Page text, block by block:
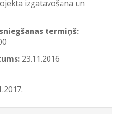
izgatavošana un
termiņš:
23.11.2016